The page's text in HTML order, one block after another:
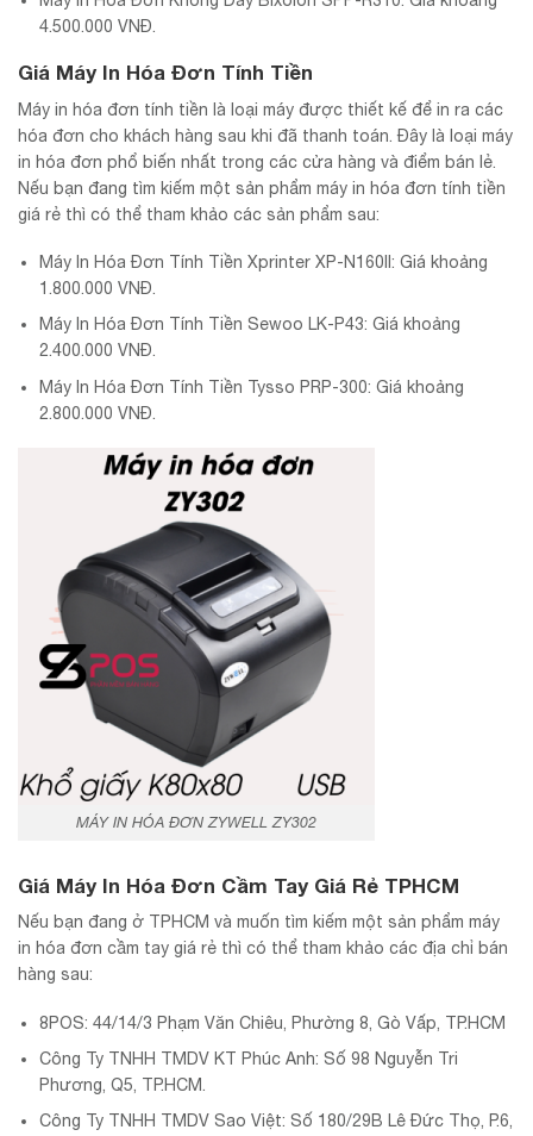
4.500.000 VNĐ.
Giá Máy In Hóa Đơn Tính Tiền
Máy in hóa đơn tính tiền là loại máy được thiết kế để in ra các
hóa đơn cho khách hàng sau khi đã thanh toán. Đây là loại máy
in hóa đơn phổ biến nhất trong các cửa hàng và điểm bán lẻ.
Nếu bạn đang tìm kiếm một sản phẩm máy in hóa đơn tính tiền
giá rẻ thì có thể tham khảo các sản phẩm sau:
Máy In Hóa Đơn Tính Tiền Xprinter XP-N160II: Giá khoảng
1.800.000 VNĐ.
Máy In Hóa Đơn Tính Tiền Sewoo LK-P43: Giá khoảng
2.400.000 VNĐ.
Máy In Hóa Đơn Tính Tiền Tysso PRP-300: Giá khoảng
2.800.000 VNĐ.
MÁY IN HÓA ĐƠN ZYWELL ZY302
Giá Máy In Hóa Đơn Cầm Tay Giá Rẻ TPHCM
Nếu bạn đang ở TPHCM và muốn tìm kiếm một sản phẩm máy
in hóa đơn cầm tay giá rẻ thì có thể tham khảo các địa chỉ bán
hàng sau:
8POS: 44/14/3 Phạm Văn Chiêu, Phường 8, Gò Vấp, TP.HCM
Công Ty TNHH TMDV KT Phúc Anh: Số 98 Nguyễn Tri
Phương, Q5, TP.HCM.
Công Ty TNHH TMDV Sao Việt: Số 180/29B Lê Đức Thọ, P.6,